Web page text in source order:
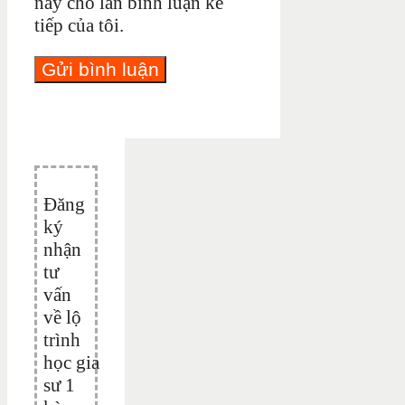
tiếp của tôi.
Đăng
ký
nhận
tư
vấn
về lộ
trình
học gia
sư 1